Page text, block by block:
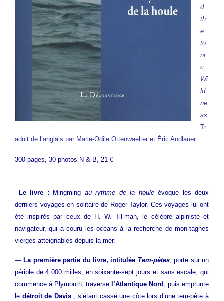
d
th
e
to
ni
c
Wi
ld
ne
ss
Tr
aduit de l’anglais par Marie-Odile Ottenwaelter et Éric Andlauer
300 pages, 30 photos N & B, 21 €
Le livre : Mingming au rythme de la houle évoque les deux
derniers voyages en solitaire de Roger Taylor. Ces voyages lui ont
été inspirés par ceux de H. W. Til-man, le célèbre alpiniste et
navigateur, qui a couru les océans à la recherche de mon-tagnes
vierges atteignables depuis la mer.
— La première partie du livre, intitulée Tem-pêtes, porte sur un
périple de 4 000 milles, en soixante-sept jours et sans escale, qui
commence à Plymouth, traverse l’Atlantique Nord , puis emprunte
le détroit de Davis ; s’étant cassé une côte lors d’une tem-pête à